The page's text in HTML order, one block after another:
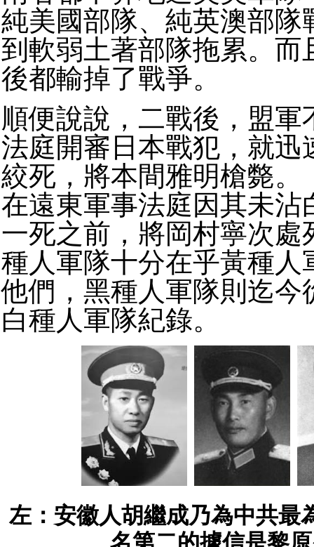
純美國部隊、純英澳部隊
到軟弱土著部隊拖累。而
後都輸掉了戰爭。
順便說說，二戰後，盟軍
法庭開審日本戰犯，就迅
絞死，將本間雅明槍斃。
在遠東軍事法庭因其未沾
一死之前，將岡村寧次處
種人軍隊十分在乎黃種人
他們，黑種人軍隊則迄今
白種人軍隊紀錄。
左：安徽人胡繼成乃為中共最